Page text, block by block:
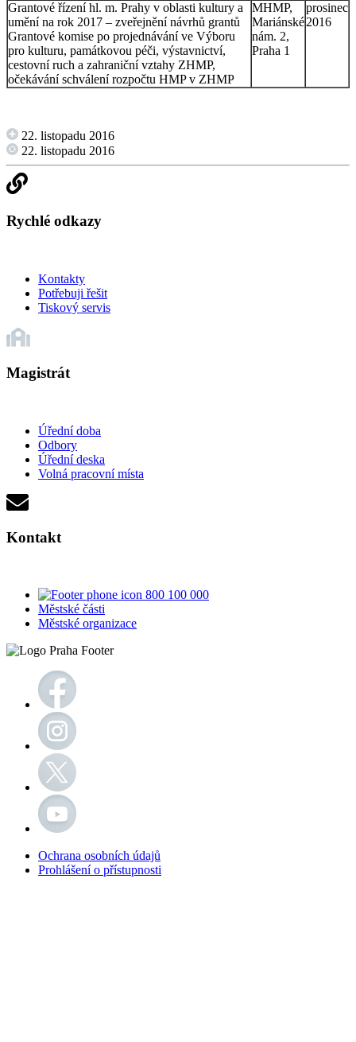
Grantové řízení hl. m. Prahy v oblasti kultury a
umění na rok 2017 – zveřejnění návrhů grantů
Grantové komise po projednávání ve Výboru
pro kulturu, památkovou péči, výstavnictví,
cestovní ruch a zahraniční vztahy ZHMP,
očekávání schválení rozpočtu HMP v ZHMP
MHMP,
Mariánské
nám. 2,
Praha 1
prosinec
2016
22. listopadu 2016
22. listopadu 2016
Rychlé odkazy
Kontakty
Potřebuji řešit
Tiskový servis
Magistrát
Úřední doba
Odbory
Úřední deska
Volná pracovní místa
Kontakt
800 100 000
Městské části
Městské organizace
Ochrana osobních údajů
Prohlášení o přístupnosti